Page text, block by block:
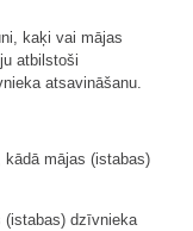
kaķi vai mājas
atbilstoši
atsavināšanu.
mājas (istabas)
(istabas) dzīvnieka